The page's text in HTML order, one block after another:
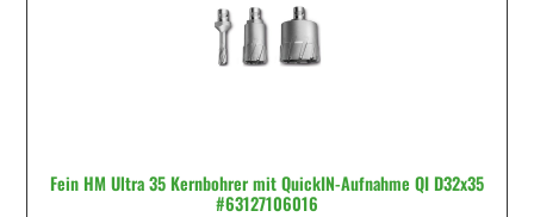
Fein HM Ultra 35 Kernbohrer mit QuickIN-Aufnahme QI D32x35
#63127106016